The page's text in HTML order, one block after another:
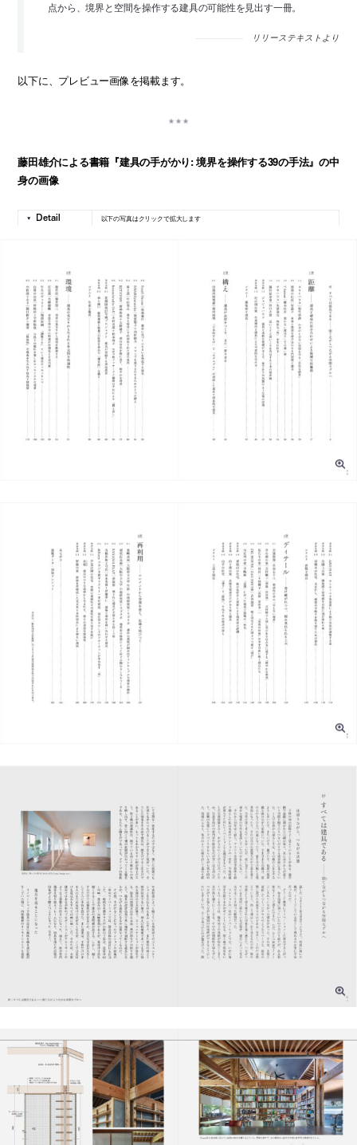
点から、境界と空間を操作する建具の可能性を見出す一冊。
リリーステキストより
以下に、プレビュー画像を掲載ます。
藤田雄介による書籍『建具の手がかり: 境界を操作する39の手法』の中
身の画像
以下の写真はクリックで拡大します